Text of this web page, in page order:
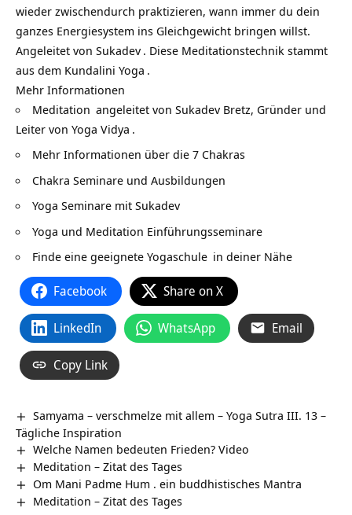
wieder zwischendurch praktizieren, wann immer du dein
ganzes Energiesystem ins Gleichgewicht bringen willst.
Angeleitet von Sukadev . Diese Meditationstechnik stammt
aus dem Kundalini Yoga .
Mehr Informationen
Meditation angeleitet von Sukadev Bretz, Gründer und
Leiter von Yoga Vidya .
Mehr Informationen über die 7 Chakras
Chakra Seminare und Ausbildungen
Yoga Seminare mit Sukadev
Yoga und Meditation Einführungsseminare
Finde eine geeignete Yogaschule in deiner Nähe
Facebook Share on X
LinkedIn WhatsApp Email
Copy Link
Samyama – verschmelze mit allem – Yoga Sutra III. 13 –
Tägliche Inspiration
Welche Namen bedeuten Frieden? Video
Meditation – Zitat des Tages
Om Mani Padme Hum . ein buddhistisches Mantra
Meditation – Zitat des Tages